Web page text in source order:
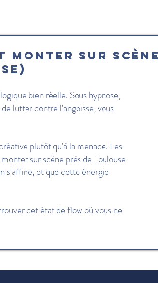
monter sur scène
bien réelle. Sous hypnose,
lutter contre l'angoisse, vous
plutôt qu'à la menace. Les
sur scène près de Toulouse
s'affine, et que cette énergie
cet état de flow où vous ne